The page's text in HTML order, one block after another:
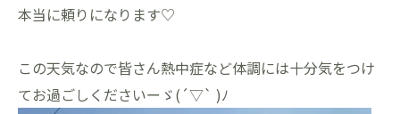
本当に頼りになります♡
この天気なので皆さん熱中症など体調には十分気をつけ
てお過ごしくださいーゞ(´▽` )ﾉ